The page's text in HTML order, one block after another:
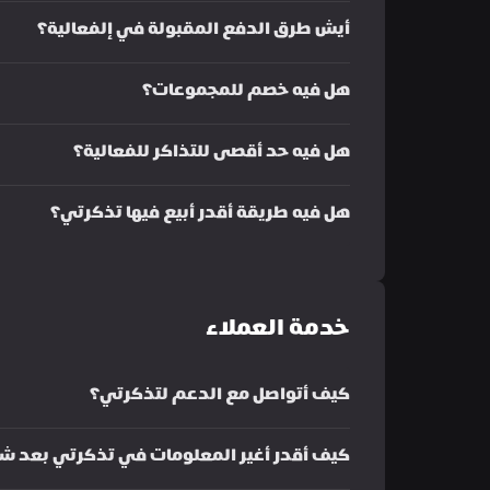
أيش طرق الدفع المقبولة في إلفعالية؟
هل فيه خصم للمجموعات؟
هل فيه حد أقصى للتذاكر للفعالية؟
هل فيه طريقة أقدر أبيع فيها تذكرتي؟
خدمة العملاء
كيف أتواصل مع الدعم لتذكرتي؟
كيف أقدر أغير المعلومات في تذكرتي بعد